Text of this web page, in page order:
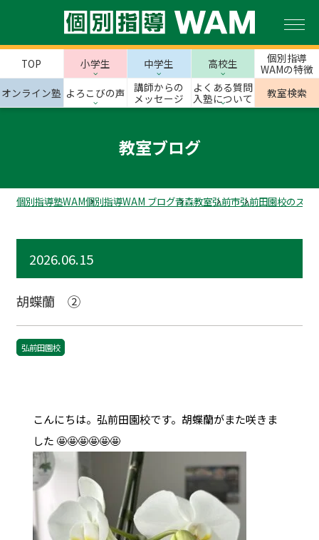
TOP 小学生 中学生 高校生
個別指導
WAMの特徴
オンライン塾 よろこびの声
講師からの
メッセージ
よくある質問
入塾について
教室検索
教室ブログ
個別指導塾WAM個別指導WAM ブログ青森教室弘前市弘前田園校のスタ
2026.06.15
胡蝶蘭 ②
弘前田園校
こんにちは。弘前田園校です。胡蝶蘭がまた咲きま
した 🤩🤩🤩🤩🤩🤩